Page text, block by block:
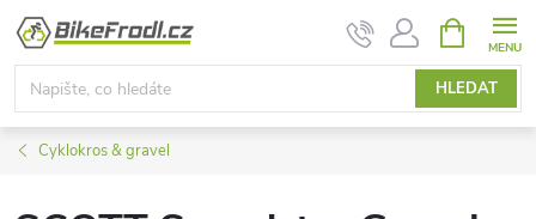
Přejít
obsah
HLEDAT
NÁKUPNÍ
KOŠÍK
Cyklokros & gravel